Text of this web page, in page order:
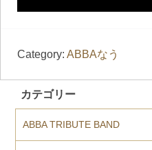
Category: ABBAなう
カテゴリー
ABBA TRIBUTE BAND